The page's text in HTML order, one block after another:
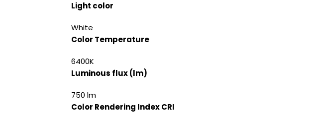
Light color
White
Color Temperature
6400K
Luminous flux (lm)
750 lm
Color Rendering Index CRI